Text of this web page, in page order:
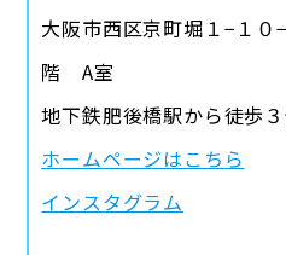
大阪市西区京町堀１−１
階 A室
地下鉄肥後橋駅から徒歩
ホームページはこちら
インスタグラム